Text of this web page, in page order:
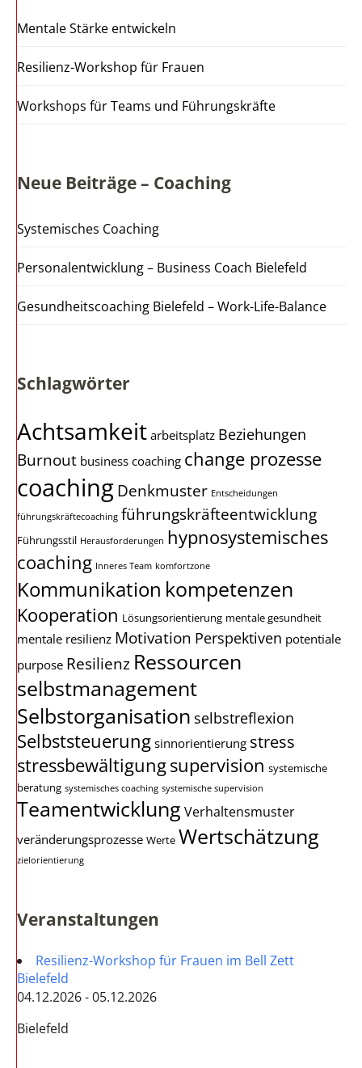
Mentale Stärke entwickeln
Resilienz-Workshop für Frauen
Workshops für Teams und Führungskräfte
Neue Beiträge – Coaching
Systemisches Coaching
Personalentwicklung – Business Coach Bielefeld
Gesundheitscoaching Bielefeld – Work-Life-Balance
Schlagwörter
Achtsamkeit arbeitsplatz Beziehungen
Burnout business coaching change prozesse
coachingDenkmuster Entscheidungen
führungskräftecoaching führungskräfteentwicklung
Führungsstil Herausforderungen hypnosystemisches
coaching Inneres Team komfortzone
Kommunikation kompetenzen
Kooperation Lösungsorientierung mentale gesundheit
mentale resilienz Motivation Perspektiven potentiale
purpose Resilienz Ressourcen
selbstmanagement
Selbstorganisation selbstreflexion
Selbststeuerung sinnorientierung stress
stressbewältigungsupervision systemische
beratung systemisches coaching systemische supervision
Teamentwicklung Verhaltensmuster
veränderungsprozesse Werte Wertschätzung
zielorientierung
Veranstaltungen
Resilienz-Workshop für Frauen im Bell Zett
Bielefeld
04.12.2026 - 05.12.2026
Bielefeld